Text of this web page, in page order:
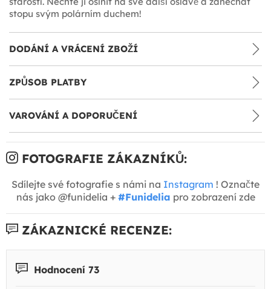
stopu svým polárním duchem!
DODÁNÍ A VRÁCENÍ ZBOŽÍ
ZPŮSOB PLATBY
VAROVÁNÍ A DOPORUČENÍ
FOTOGRAFIE ZÁKAZNÍKŮ:
Sdílejte své fotografie s námi na Instagram ! Označte
nás jako @funidelia + #Funidelia pro zobrazení zde
ZÁKAZNICKÉ RECENZE:
Hodnocení 73